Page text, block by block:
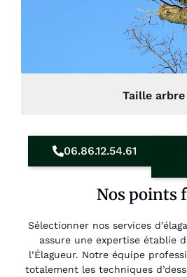
Taille arbre
06.86.12.54.61
Nos points
Sélectionner nos services
assure une expertise établie
l’Élagueur. Notre équipe
totalement les techniques